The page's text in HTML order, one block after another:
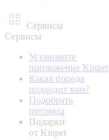
Сервисы
Сервисы
Установите
приложение Kinpet
Какая порода
подходит вам?
Подобрать
питомца
Подарки
от Kinpet